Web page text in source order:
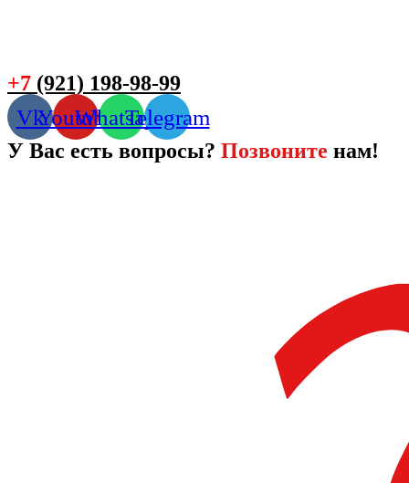
+7 (921) 198-98-99
VkYoutubeWhatsappTelegram
У Вас есть вопросы? Позвоните нам!